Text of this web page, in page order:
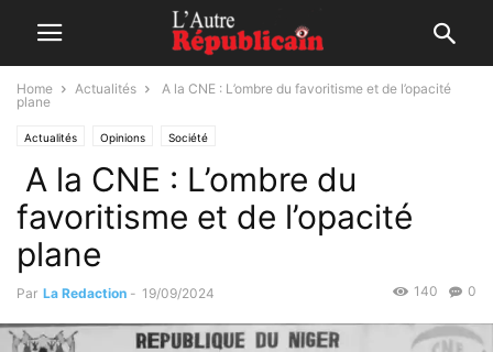
Home Actualités
A la CNE : L’ombre du favoritisme et de l’opacité
plane
Actualités Opinions Société
A la CNE : L’ombre du
favoritisme et de l’opacité
plane
Par La Redaction - 19/09/2024 0
140